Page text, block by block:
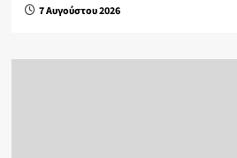
7 Αυγούστου 2026